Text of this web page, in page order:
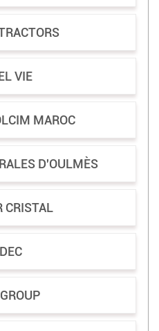
VIE
MAROC
D'OULMÈS
CRISTAL